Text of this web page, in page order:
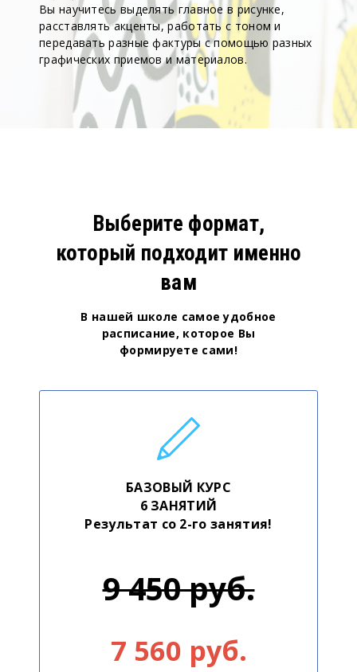
Вы научитесь выделять главное в рисунке,
расставлять акценты, работать с тоном и
передавать разные фактуры с помощью разных
графических приемов и материалов.
Выберите формат,
который подходит именно
вам
В нашей школе самое удобное
расписание, которое Вы
формируете сами!
БАЗОВЫЙ КУРС
6 ЗАНЯТИЙ
Результат со 2-го занятия!
9 450 руб.
7 560 руб.